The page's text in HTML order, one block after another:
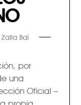
Zalla Bai
por
una
Oficial –
propia